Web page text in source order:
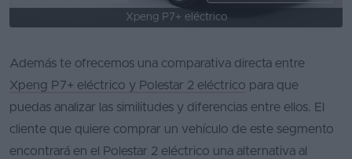
Xpeng P7+ eléctrico
Además te ofrecemos una comparativa directa entre
Xpeng P7+ eléctrico y Polestar 2 eléctrico para que
puedas analizar las similitudes y diferencias entre ellos. El
cliente que quiere comprar un vehículo de este segmento
encontrará en el Polestar 2 eléctrico una alternativa al